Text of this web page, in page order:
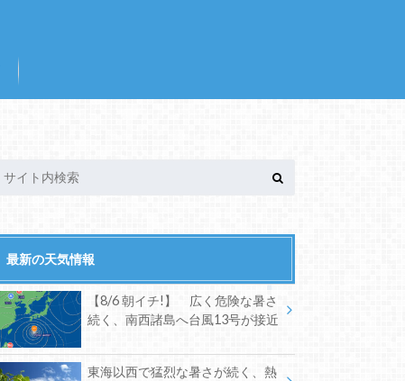
最新の天気情報
【8/6 朝イチ!】 広く危険な暑さ
続く、南西諸島へ台風13号が接近
東海以西で猛烈な暑さが続く、熱